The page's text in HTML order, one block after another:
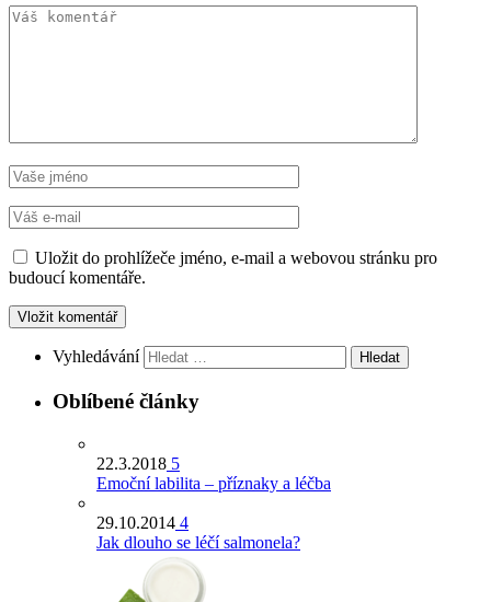
Uložit do prohlížeče jméno, e-mail a webovou stránku pro
budoucí komentáře.
Vyhledávání
Oblíbené články
22.3.2018 5
Emoční labilita – příznaky a léčba
29.10.2014 4
Jak dlouho se léčí salmonela?